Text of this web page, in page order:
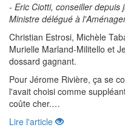
- Eric Ciotti, conseiller depuis
Ministre délégué à
Christian Estrosi, Michèle
Murielle Marland-Militello et
dossard gagnant.
Pour Jérome Rivière, ça se
l'avait choisi comme
coûte cher.…
Lire l'article